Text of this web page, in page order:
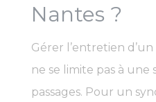
Nantes ?
Gérer l’entretien
ne se limite pas à une
passages. Pour un